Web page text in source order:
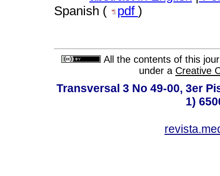
Spanish (
pdf )
All the contents of this
under a Creative
Transversal 3 No 49-00, 3er
1)